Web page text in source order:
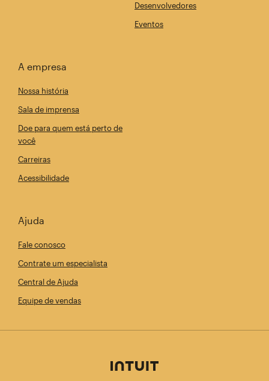
Desenvolvedores
Eventos
A empresa
Nossa história
Sala de imprensa
Doe para quem está perto de
você
Carreiras
Acessibilidade
Ajuda
Fale conosco
Contrate um especialista
Central de Ajuda
Equipe de vendas